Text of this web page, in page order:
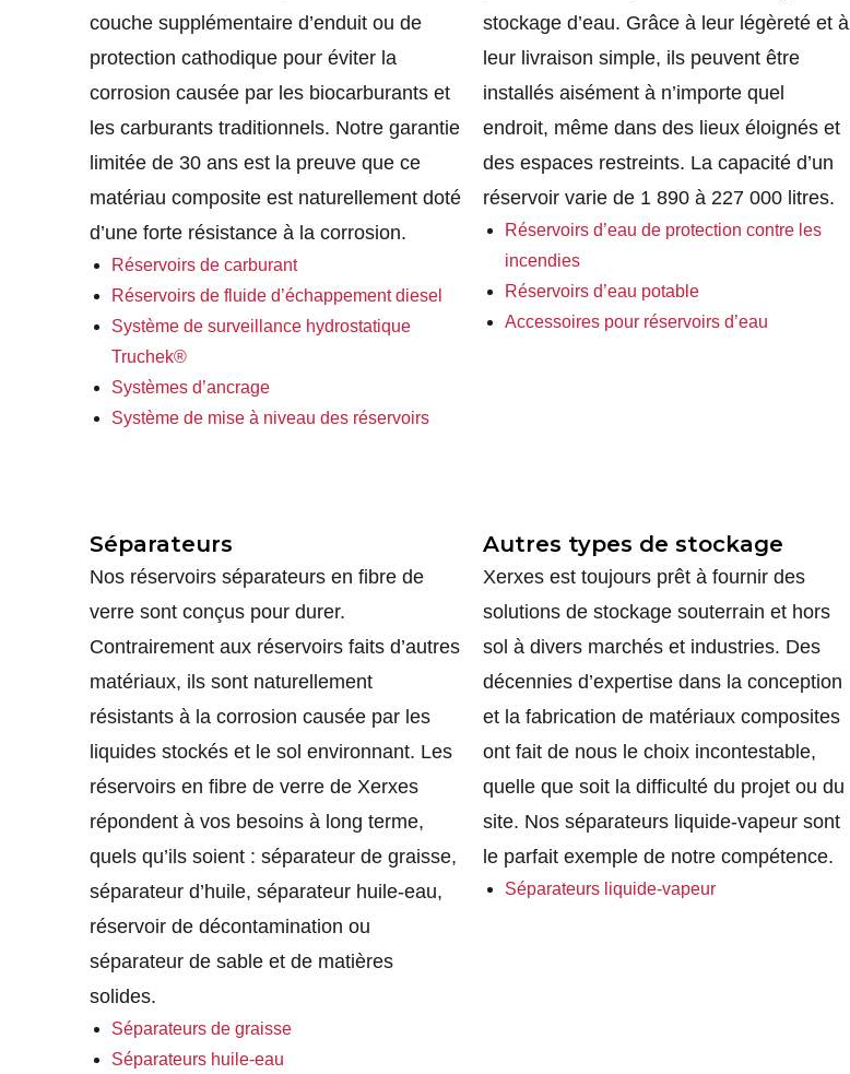
couche supplémentaire d’enduit ou de
protection cathodique pour éviter la
corrosion causée par les biocarburants et
les carburants traditionnels. Notre garantie
limitée de 30 ans est la preuve que ce
matériau composite est naturellement doté
d’une forte résistance à la corrosion.
Réservoirs de carburant
Réservoirs de fluide d’échappement diesel
Système de surveillance hydrostatique
Truchek®
Systèmes d’ancrage
Système de mise à niveau des réservoirs
stockage d’eau. Grâce à leur légèreté et à
leur livraison simple, ils peuvent être
installés aisément à n’importe quel
endroit, même dans des lieux éloignés et
des espaces restreints. La capacité d’un
réservoir varie de 1 890 à 227 000 litres.
Réservoirs d’eau de protection contre les
incendies
Réservoirs d’eau potable
Accessoires pour réservoirs d’eau
Séparateurs
Nos réservoirs séparateurs en fibre de
verre sont conçus pour durer.
Contrairement aux réservoirs faits d’autres
matériaux, ils sont naturellement
résistants à la corrosion causée par les
liquides stockés et le sol environnant. Les
réservoirs en fibre de verre de Xerxes
répondent à vos besoins à long terme,
quels qu’ils soient : séparateur de graisse,
séparateur d’huile, séparateur huile-eau,
réservoir de décontamination ou
séparateur de sable et de matières
solides.
Séparateurs de graisse
Séparateurs huile-eau
Autres types de stockage
Xerxes est toujours prêt à fournir des
solutions de stockage souterrain et hors
sol à divers marchés et industries. Des
décennies d’expertise dans la conception
et la fabrication de matériaux composites
ont fait de nous le choix incontestable,
quelle que soit la difficulté du projet ou du
site. Nos séparateurs liquide-vapeur sont
le parfait exemple de notre compétence.
Séparateurs liquide-vapeur